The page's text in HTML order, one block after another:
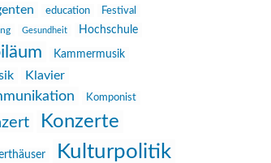
education
Festival
Gesundheit Hochschule
Kammermusik
Klavier
Komponist
Konzerte
Kulturpolitik